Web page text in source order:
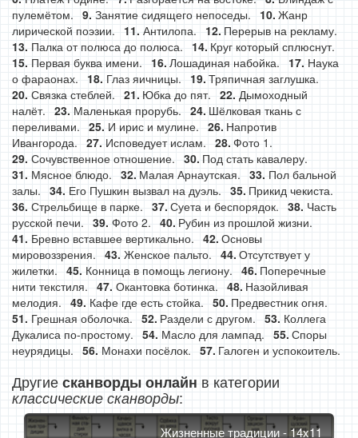
пулемётом.
Занятие сидящего непоседы.
Жанр
лирической поэзии.
Антилопа.
Перерыв на рекламу.
Палка от полюса до полюса.
Круг который сплюснут.
Первая буква имени.
Лошадиная набойка.
Наука
о фараонах.
Глаз яичницы.
Тряпичная заглушка.
Связка стеблей.
Юбка до пят.
Дымоходный
налёт.
Маленькая прорубь.
Шёлковая ткань с
переливами.
И ирис и мулине.
Напротив
Ивангорода.
Исповедует ислам.
Фото 1.
Сочувственное отношение.
Под стать кавалеру.
Мясное блюдо.
Малая Арнаутская.
Пол бальной
залы.
Его Пушкин вызвал на дуэль.
Прикид чекиста.
Стрельбище в парке.
Суета и беспорядок.
Часть
русской печи.
Фото 2.
Рубин из прошлой жизни.
Бревно вставшее вертикально.
Основы
мировоззрения.
Женское пальто.
Отсутствует у
жилетки.
Конница в помощь легиону.
Поперечные
нити текстиля.
Окантовка ботинка.
Назойливая
мелодия.
Кафе где есть стойка.
Предвестник огня.
Грешная оболочка.
Раздели с другом.
Коллега
Дукалиса по-простому.
Масло для лампад.
Споры
неурядицы.
Монахи посёлок. Галоген и успокоитель.
Другиесканворды онлайн в категории
классические сканворды:
Жизненные традиции - 14x11